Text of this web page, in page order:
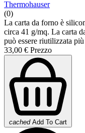
Thermohauser
(0)
La carta da forno è
circa 41 g/mq. La carta
può essere riutilizzata
33,00 € Prezzo
cached Add To Cart